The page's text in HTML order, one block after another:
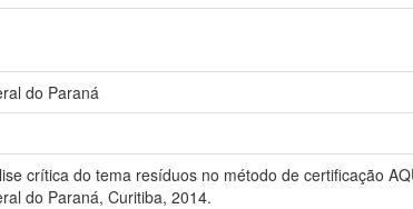
do Paraná
crítica do tema resíduos no método de certificação
do Paraná, Curitiba, 2014.